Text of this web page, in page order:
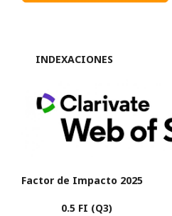
INDEXACIONES
Factor de Impacto 2025
0.5 FI (Q3)